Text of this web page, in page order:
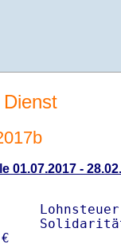
01.07.2017 -